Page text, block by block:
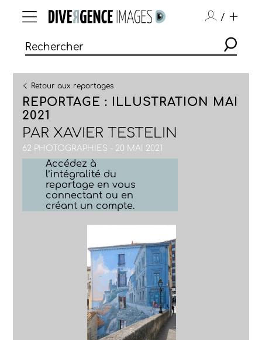
/
Retour aux reportages
REPORTAGE : ILLUSTRATION MAI
2021
PAR XAVIER TESTELIN
62 PHOTOGRAPHIES - 20 MAI 2021
Accédez à
l’intégralité du
reportage en vous
connectant ou en
créant un compte.